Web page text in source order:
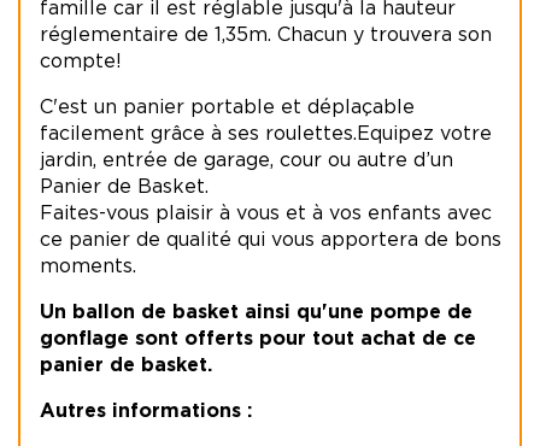
famille car il est réglable jusqu'à la hauteur
réglementaire de 1,35m. Chacun y trouvera son
compte!
C'est un panier portable et déplaçable
facilement grâce à ses roulettes.Equipez votre
jardin, entrée de garage, cour ou autre d’un
Panier de Basket.
Faites-vous plaisir à vous et à vos enfants avec
ce panier de qualité qui vous apportera de bons
moments.
Un ballon de basket ainsi qu'une pompe de
gonflage sont offerts pour tout achat de ce
panier de basket.
Autres informations :